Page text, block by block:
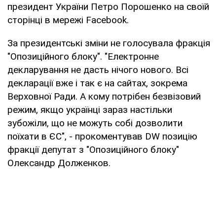
президент України Петро Порошенко на своїй
сторінці в мережі Facebook.
За президентські зміни не голосувала фракція
"Опозиційного блоку". "Електронне
декларування не дасть нічого нового. Всі
декларації вже і так є на сайтах, зокрема
Верховної Ради. А кому потрібен безвізовий
режим, якщо українці зараз настільки
зубожіли, що не можуть собі дозволити
поїхати в ЄС", - прокоментував DW позицію
фракції депутат з "Опозиційного блоку"
Олександр Долженков.